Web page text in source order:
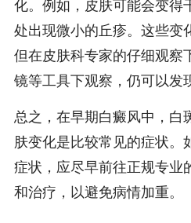
化。例如，皮肤可能会变得
处出现微小的丘疹。这些变
但在皮肤科专家的仔细观察
镜等工具下观察，仍可以发
总之，在早期白癜风中，白
肤变化是比较常见的症状。
症状，应尽早前往正规专业
和治疗，以避免病情加重。